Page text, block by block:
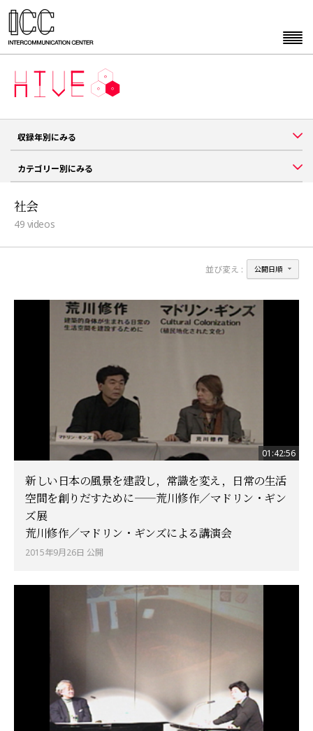
収録年別にみる
カテゴリー別にみる
社会
49 videos
並び変え :
01:42:56
新しい日本の風景を建設し，常識を変え，日常の生活
空間を創りだすために——荒川修作／マドリン・ギン
ズ展
荒川修作／マドリン・ギンズによる講演会
2015年9月26日 公開